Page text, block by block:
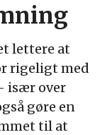
lettere at
rigeligt med
især over
gøre en
til at